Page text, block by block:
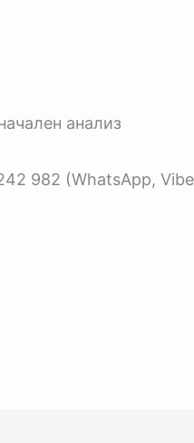
анализ
982 (WhatsApp,